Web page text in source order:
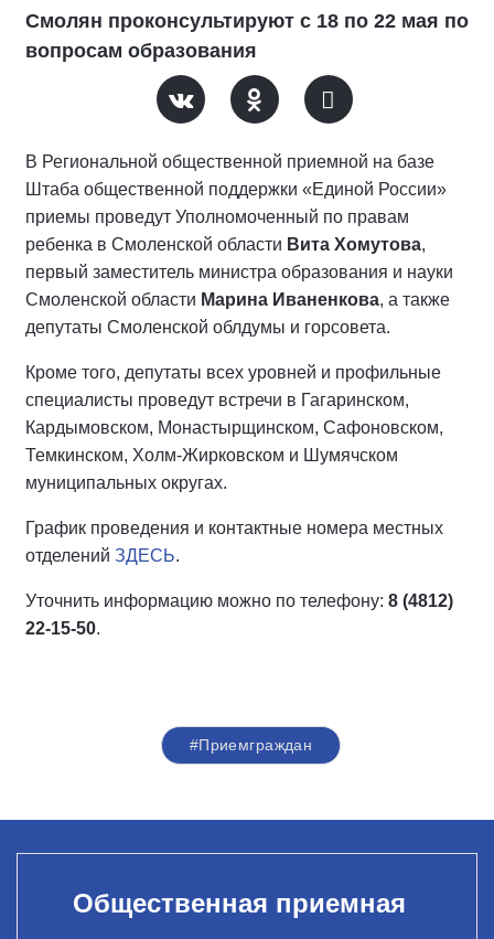
Смолян проконсультируют с 18 по 22 мая по
вопросам образования
В Региональной общественной приемной на базе
Штаба общественной поддержки «Единой России»
приемы проведут Уполномоченный по правам
ребенка в Смоленской области Вита Хомутова,
первый заместитель министра образования и науки
Смоленской области Марина Иваненкова, а также
депутаты Смоленской облдумы и горсовета.
Кроме того, депутаты всех уровней и профильные
специалисты проведут встречи в Гагаринском,
Кардымовском, Монастырщинском, Сафоновском,
Темкинском, Холм-Жирковском и Шумячском
муниципальных округах.
График проведения и контактные номера местных
отделений ЗДЕСЬ.
Уточнить информацию можно по телефону: 8 (4812)
22-15-50.
#Приемграждан
Общественная приемная